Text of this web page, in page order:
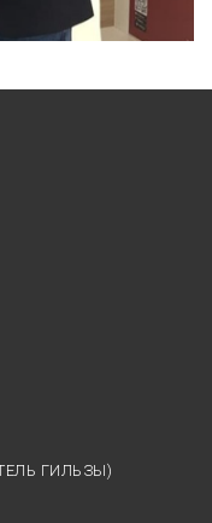
ГИЛЬЗЫ)